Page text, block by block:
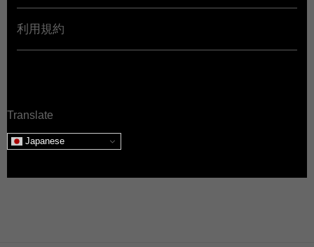
利用規約
Translate
Japanese